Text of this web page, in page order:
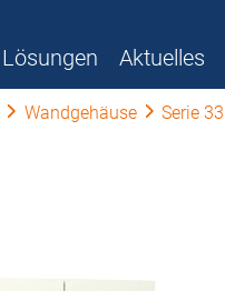
Lösungen Aktuelles
Wandgehäuse Serie 33